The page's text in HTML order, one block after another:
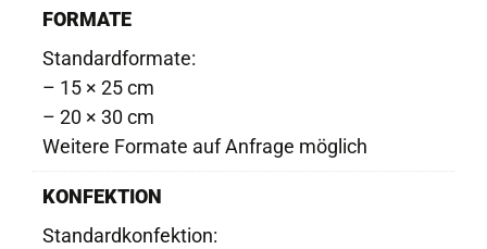
FORMATE
Standardformate:
– 15 × 25 cm
– 20 × 30 cm
Weitere Formate auf Anfrage möglich
KONFEKTION
Standardkonfektion: